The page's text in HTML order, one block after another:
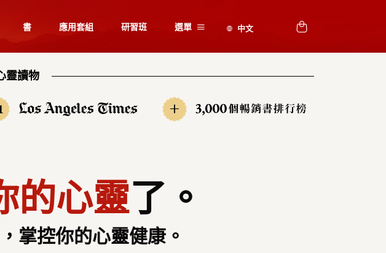
書 應用套組 研習班 選單
靈讀物
+
的心靈了。
掌控你的心靈健康。